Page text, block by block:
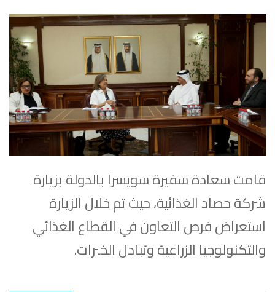
قامت سعادة سفيرة سويسرا بالدولة بزيارة
شركة حصاد الغذائية، حيث تم خلال الزيارة
استعراض فرص التعاون في القطاع الغذائي
والتكنولوجيا الزراعية وتبادل الخبرات.